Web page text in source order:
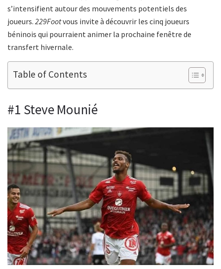
s’intensifient autour des mouvements potentiels des
joueurs. 229Footvous invite à découvrir les cinq joueurs
béninois qui pourraient animer la prochaine fenêtre de
transfert hivernale.
Table of Contents
#1 Steve Mounié